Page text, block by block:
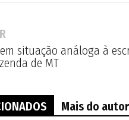
situação análoga à
de MT
Mais do autor